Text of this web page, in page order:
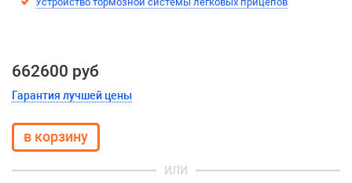
662600 руб
Гарантия лучшей цены
ИЛИ